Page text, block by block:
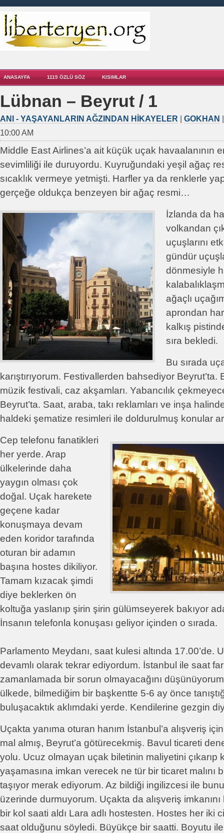
ANASAYFA 1115 ÖZLÜ SÖZ KISIMLAR
Lübnan – Beyrut / 1
ANI - YAŞAYANLARIN AĞZINDAN HIKAYELER GOKHAN
10:00 AM
Middle East Airlines’a ait küçük uçak havaalanının
sevimliliği ile duruyordu. Kuyruğundaki yeşil ağaç
sıcaklık vermeye yetmişti. Harfler ya da renklerle
gerçeğe oldukça benzeyen bir ağaç resmi…
İzlanda da
volkandan
uçuşlarını
gündür
dönmesiyle
ağaçlı
aprondan
kalkış
sıra bekledi.
Bu sırada
karıştırıyorum. Festivallerden bahsediyor
müzik festivali, caz akşamları. Yabancılık
Beyrut’ta. Saat, araba, takı reklamları ve inşa
haldeki şematize resimleri ile doldurulmuş konular
Cep telefonu fanatikleri
her yerde. Arap
ülkelerinde daha
yaygın olması çok
doğal. Uçak harekete
geçene kadar
konuşmaya devam
eden koridor tarafında
oturan bir adamın
başına hostes dikiliyor.
Tamam kızacak şimdi
diye beklerken ön
koltuğa yaslanıp şirin şirin gülümseyerek bakıyor
İnsanın telefonla konuşası geliyor içinden o sırada.
Parlamento Meydanı, saat kulesi altında 17.00’de.
devamlı olarak tekrar ediyordum. İstanbul ile saat
zamanlamada bir sorun olmayacağını
ülkede, bilmediğim bir başkentte 5-6 ay önce
buluşacaktık aklımdaki yerde. Kendilerine gezgin
Uçakta yanıma oturan hanım İstanbul’a alışveriş
mal almış, Beyrut’a götürecekmiş. Bavul ticareti
yolu. Ucuz olmayan uçak biletinin maliyetini çıkarıp
yaşamasına imkan verecek ne tür bir ticaret malını
taşıyor merak ediyorum. Az bildiği ingilizcesi ile
üzerinde durmuyorum. Uçakta da alışveriş imkanını
bir kol saati aldı Lara adlı hostesten. Hostes her iki
saat olduğunu söyledi. Büyükçe bir saatti. Boyutu